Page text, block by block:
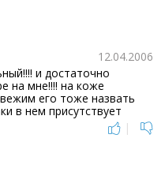
12.04.2006
и достаточно
на мне!!!! на коже
его тоже назвать
в нем присутствует
|